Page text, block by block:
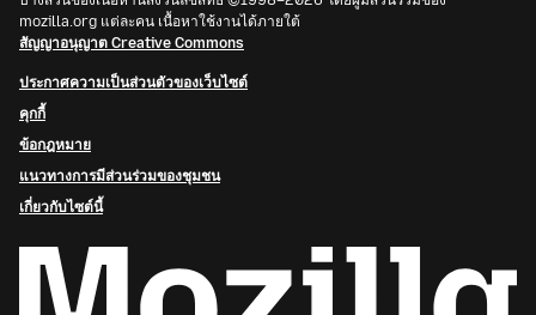
mozilla.org แต่ละคน เนื้อหาใช้งานได้ภายใต้
สัญญาอนุญาต Creative Commons
ประกาศความเป็นส่วนตัวของเว็บไซต์
คุกกี้
ข้อกฎหมาย
แนวทางการมีส่วนร่วมของชุมชน
เกี่ยวกับไซต์นี้